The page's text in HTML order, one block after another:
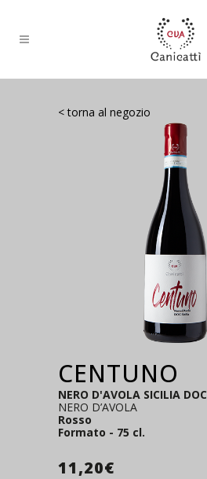
< torna al negozio
CENTUNO
NERO D'AVOLA SICILIA DOC
NERO D’AVOLA
Rosso
Formato - 75 cl.
11,20€